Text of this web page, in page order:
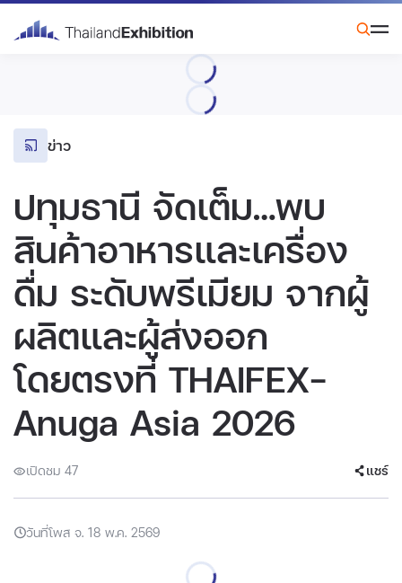
ข่าว
ปทุมธานี จัดเต็ม…พบ
สินค้าอาหารและเครื่อง
ดื่ม ระดับพรีเมียม จากผู้
ผลิตและผู้ส่งออก
โดยตรงที่ THAIFEX-
Anuga Asia 2026
เปิดชม 47 แชร์
วันที่โพส จ. 18 พ.ค. 2569